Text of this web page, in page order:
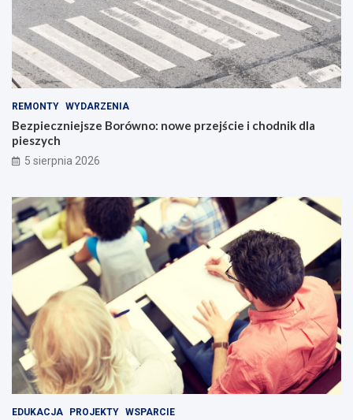
REMONTY WYDARZENIA
Bezpieczniejsze Borówno: nowe przejście i chodnik dla
pieszych
5 sierpnia 2026
EDUKACJA PROJEKTY WSPARCIE